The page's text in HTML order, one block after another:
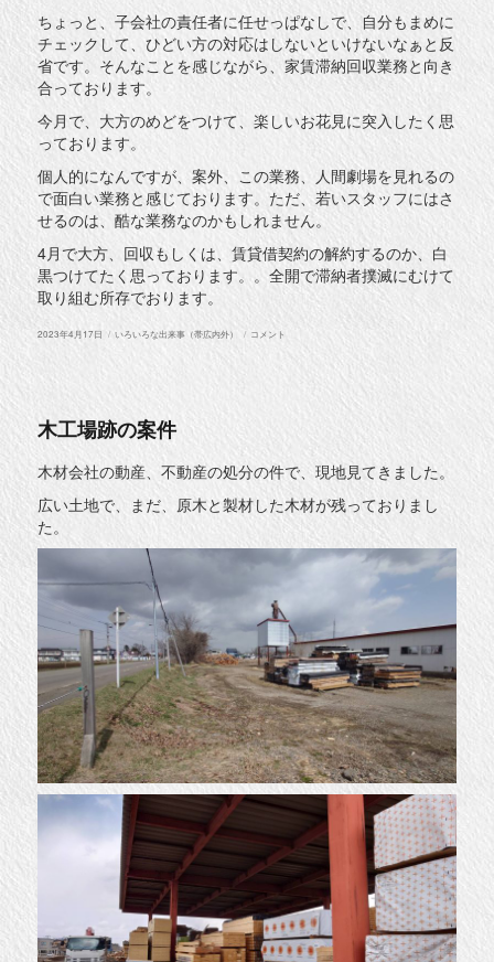
ちょっと、子会社の責任者に任せっぱなしで、自分もまめに
チェックして、ひどい方の対応はしないといけないなぁと反
省です。そんなことを感じながら、家賃滞納回収業務と向き
合っております。
今月で、大方のめどをつけて、楽しいお花見に突入したく思
っております。
個人的になんですが、案外、この業務、人間劇場を見れるの
で面白い業務と感じております。ただ、若いスタッフにはさ
せるのは、酷な業務なのかもしれません。
4月で大方、回収もしくは、賃貸借契約の解約するのか、白
黒つけてたく思っております。。全開で滞納者撲滅にむけて
取り組む所存でおります。
投
2023年4月17日
カ
いろいろな出来事（帯広内外）
失
コメント
木工場跡の案件
木材会社の動産、不動産の処分の件で、現地見てきました。
広い土地で、まだ、原木と製材した木材が残っておりまし
た。